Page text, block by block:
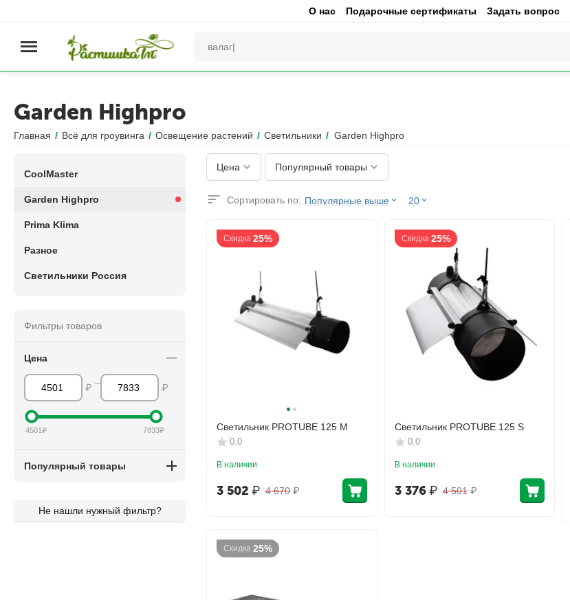
О нас Подарочные сертификаты Задать вопрос
Garden Highpro
Главная / Всё для гроувинга / Освещение растений / Светильники / Garden Highpro
Цена Популярный товары
Сортировать по: Популярные выше 20
Скидка 25%
Светильник PROTUBE 125 M
0.0
В наличии
4 670 ₽
3 502 ₽
Скидка 25%
Светильник PROTUBE 125 S
0.0
В наличии
4 501 ₽
3 376 ₽
Скидка 25%
CoolMaster
Garden Highpro
Prima Klima
Разное
Светильники Россия
Фильтры товаров
Цена
₽ – ₽
4501₽ 7833₽
Популярный товары
Не нашли нужный фильтр?